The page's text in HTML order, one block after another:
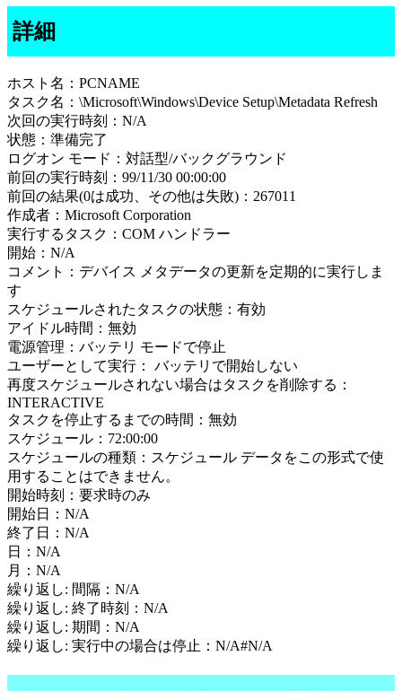
詳細
ホスト名：PCNAME
タスク名：\Microsoft\Windows\Device Setup\Metadata Refresh
次回の実行時刻：N/A
状態：準備完了
ログオン モード：対話型/バックグラウンド
前回の実行時刻：99/11/30 00:00:00
前回の結果(0は成功、その他は失敗)：267011
作成者：Microsoft Corporation
実行するタスク：COM ハンドラー
開始：N/A
コメント：デバイス メタデータの更新を定期的に実行しま
す
スケジュールされたタスクの状態：有効
アイドル時間：無効
電源管理：バッテリ モードで停止
ユーザーとして実行： バッテリで開始しない
再度スケジュールされない場合はタスクを削除する：
INTERACTIVE
タスクを停止するまでの時間：無効
スケジュール：72:00:00
スケジュールの種類：スケジュール データをこの形式で使
用することはできません。
開始時刻：要求時のみ
開始日：N/A
終了日：N/A
日：N/A
月：N/A
繰り返し: 間隔：N/A
繰り返し: 終了時刻：N/A
繰り返し: 期間：N/A
繰り返し: 実行中の場合は停止：N/A#N/A